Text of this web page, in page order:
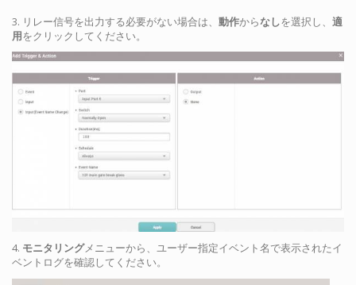
3. リレー信号を出力する必要がない場合は、 動作からなしを選択し、 適
用をクリックしてください。
4. モニタリングメニューから、ユーザー指定イベント名で表示されたイ
ベントログを確認してください。